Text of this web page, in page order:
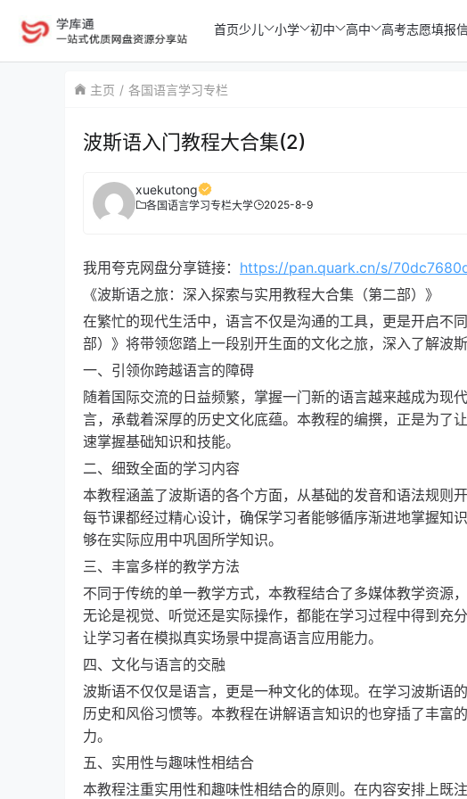
首页少儿 小学 初中 高中 高考志愿填报
主页 各国语言学习专栏
波斯语入门教程大合集(2)
xuekutong
各国语言学习专栏大学 2025-8-9
我用夸克网盘分享链接： https://pan.quark.cn/s/
《波斯语之旅：深入探索与实用教程大合集（第二部）》
在繁忙的现代生活中，语言不仅是沟通的工具，更是开启不
部）》将带领您踏上一段别开生面的文化之旅，深入了解波
一、引领你跨越语言的障碍
随着国际交流的日益频繁，掌握一门新的语言越来越成为现
言，承载着深厚的历史文化底蕴。本教程的编撰，正是为了
速掌握基础知识和技能。
二、细致全面的学习内容
本教程涵盖了波斯语的各个方面，从基础的发音和语法规则
每节课都经过精心设计，确保学习者能够循序渐进地掌握知
够在实际应用中巩固所学知识。
三、丰富多样的教学方法
不同于传统的单一教学方式，本教程结合了多媒体教学资源
无论是视觉、听觉还是实际操作，都能在学习过程中得到充
让学习者在模拟真实场景中提高语言应用能力。
四、文化与语言的交融
波斯语不仅仅是语言，更是一种文化的体现。在学习波斯语
历史和风俗习惯等。本教程在讲解语言知识的也穿插了丰富
力。
五、实用性与趣味性相结合
本教程注重实用性和趣味性相结合的原则。在内容安排上既